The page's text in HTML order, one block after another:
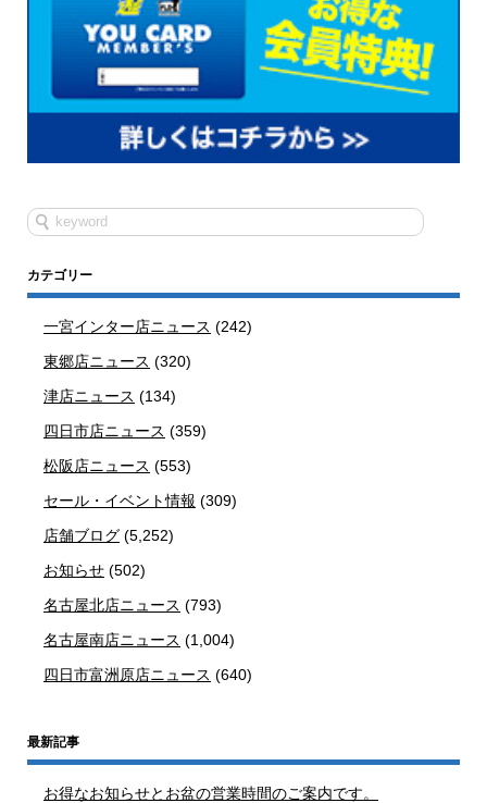
カテゴリー
一宮インター店ニュース (242)
東郷店ニュース (320)
津店ニュース (134)
四日市店ニュース (359)
松阪店ニュース (553)
セール・イベント情報 (309)
店舗ブログ (5,252)
お知らせ (502)
名古屋北店ニュース (793)
名古屋南店ニュース (1,004)
四日市富洲原店ニュース (640)
最新記事
お得なお知らせとお盆の営業時間のご案内です。